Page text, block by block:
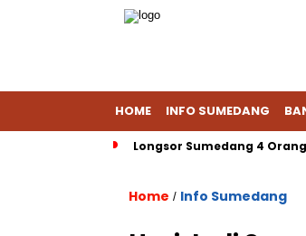
HOME INFO SUMEDANG
Longsor Sumedang 4
Home / Info Sumedang